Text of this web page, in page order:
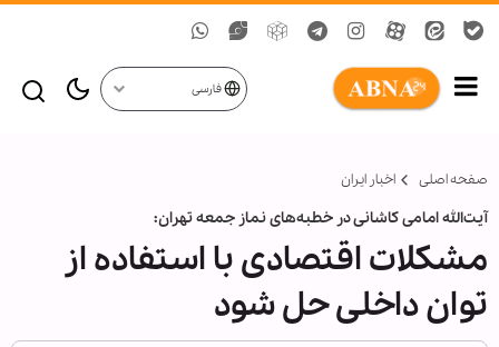
فارسی
صفحه اصلی اخبار ایران
آیت‌الله امامی کاشانی در خطبه‌های نماز جمعه تهران:
مشکلات اقتصادی با استفاده از
توان داخلی حل شود